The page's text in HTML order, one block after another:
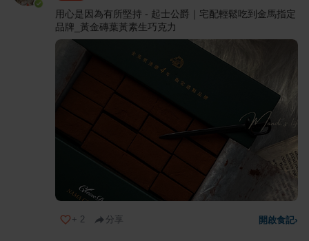
用心是因為有所堅持 - 起士公爵｜宅配輕鬆吃到金馬指定
品牌_黃金磚葉黃素生巧克力
+ 2 分享 開啟食記›